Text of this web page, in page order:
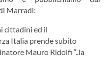
Marradi:
cittadini ed il
Italia prende subito
Mauro Ridolfi “..la